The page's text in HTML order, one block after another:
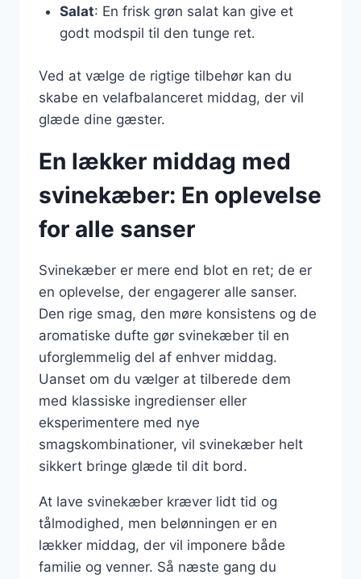
Salat: En frisk grøn salat kan give et
godt modspil til den tunge ret.
Ved at vælge de rigtige tilbehør kan du
skabe en velafbalanceret middag, der vil
glæde dine gæster.
En lækker middag med
svinekæber: En oplevelse
for alle sanser
Svinekæber er mere end blot en ret; de er
en oplevelse, der engagerer alle sanser.
Den rige smag, den møre konsistens og de
aromatiske dufte gør svinekæber til en
uforglemmelig del af enhver middag.
Uanset om du vælger at tilberede dem
med klassiske ingredienser eller
eksperimentere med nye
smagskombinationer, vil svinekæber helt
sikkert bringe glæde til dit bord.
At lave svinekæber kræver lidt tid og
tålmodighed, men belønningen er en
lækker middag, der vil imponere både
familie og venner. Så næste gang du